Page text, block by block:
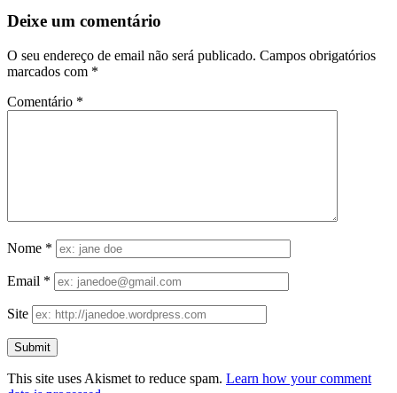
Deixe um comentário
O seu endereço de email não será publicado. Campos obrigatórios
marcados com *
Comentário *
Nome *
Email *
Site
This site uses Akismet to reduce spam. Learn how your comment